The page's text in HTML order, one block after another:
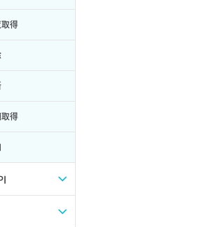
ンストール）
（CPU）
（ディスク
（トラフィッ
止/再起動/強制
ットワーク
得
得